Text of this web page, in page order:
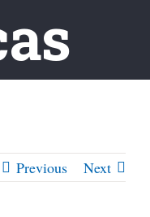
Previous Next